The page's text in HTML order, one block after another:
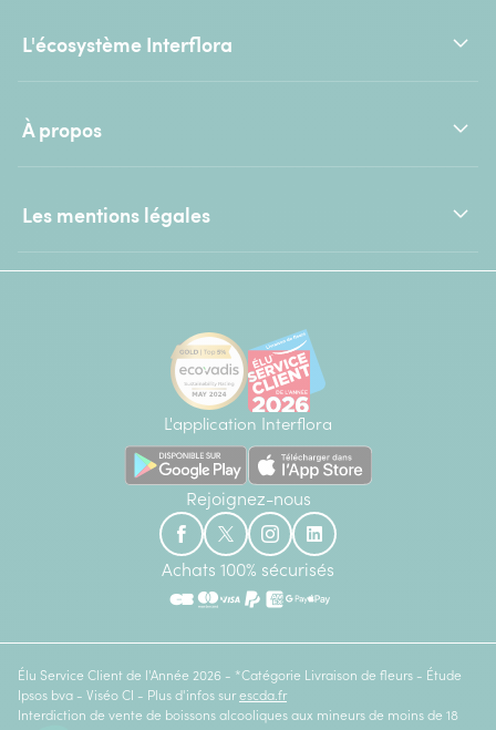
L'écosystème Interflora
À propos
Les mentions légales
L'application Interflora
Rejoignez-nous
Achats 100% sécurisés
Élu Service Client de l'Année 2026 - *Catégorie Livraison de fleurs - Étude
Ipsos bva - Viséo CI - Plus d'infos sur escda.fr
Interdiction de vente de boissons alcooliques aux mineurs de moins de 18